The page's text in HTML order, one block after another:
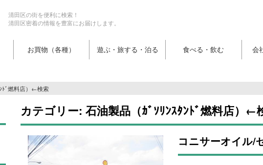
清田区の街を便利に検索！
清田区密着の情報を豊富にお届けします。
お買物（各種） 遊ぶ・旅する・泊る 食べる・飲む 会
ﾄﾞ燃料店）←検索
カテゴリー:石油製品（ｶﾞｿﾘﾝｽﾀﾝﾄﾞ燃料店）←
コニサーオイル/